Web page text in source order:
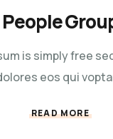
People
is simply free
eos qui
READ MORE